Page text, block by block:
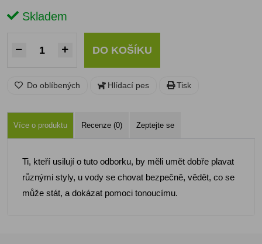
Skladem
DO KOŠÍKU
Do oblíbených Hlídací pes Tisk
Více o produktu Recenze (0) Zeptejte se
Ti, kteří usilují o tuto odborku, by měli umět dobře plavat
různými styly, u vody se chovat bezpečně, vědět, co se
může stát, a dokázat pomoci tonoucímu.